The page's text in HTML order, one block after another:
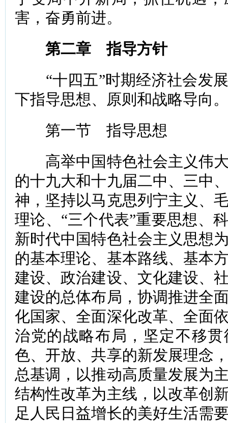
害，奋勇前进。
第二章 指导方针
“十四五”时期经济社会发展
下指导思想、原则和战略导向。
第一节 指导思想
高举中国特色社会主义伟大
的十九大和十九届二中、三中
神，坚持以马克思列宁主义、
理论、“三个代表”重要思想、
新时代中国特色社会主义思想
的基本理论、基本路线、基本
建设、政治建设、文化建设、
建设的总体布局，协调推进全
化国家、全面深化改革、全面
治党的战略布局，坚定不移
色、开放、共享的新发展理念
总基调，以推动高质量发展为
结构性改革为主线，以改革创
足人民日益增长的美好生活需